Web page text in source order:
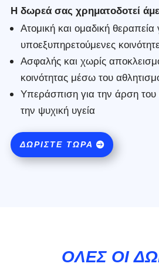
Η δωρεά σας χρηματοδοτεί
Ατομική και ομαδική θεραπεία
υποεξυπηρετούμενες
Ασφαλής και χωρίς
κοινότητας μέσω του
Υπεράσπιση για την άρση
την ψυχική υγεία
ΔΩΡΊΣΤΕ ΤΏΡΑ
ΌΛΕΣ ΟΙ